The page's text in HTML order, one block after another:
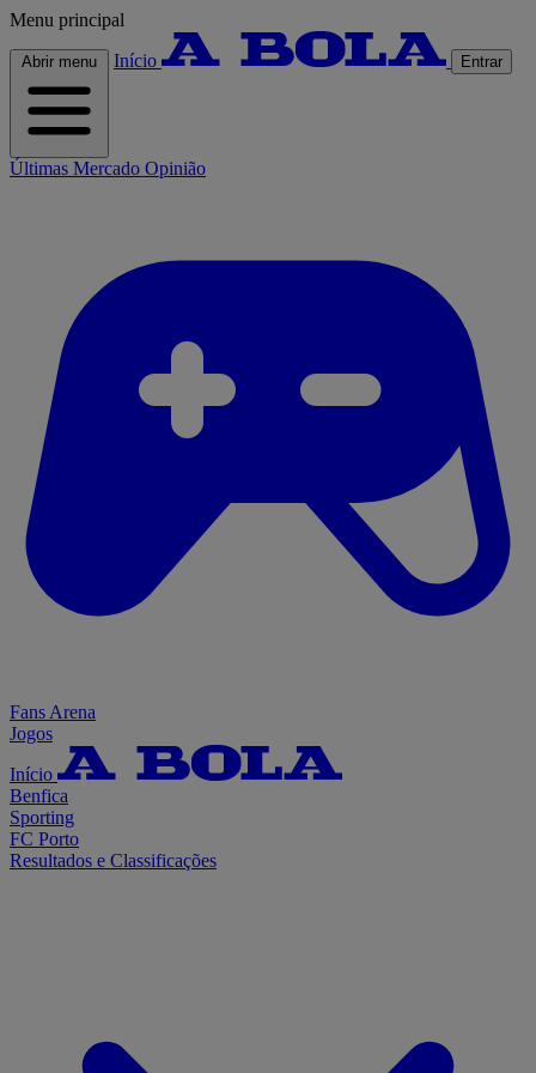
Menu principal
Abrir menu Início Entrar
Últimas Mercado Opinião
Fans Arena
Jogos
Início
Benfica
Sporting
FC Porto
Resultados e Classificações